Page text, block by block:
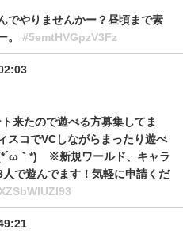
でやりませんかー？昼頃まで素
。 #5emtHVGpzV3Fz
来たので遊べる方募集してま
コでVCしながらまったり遊べ
｀*) ※新規ワールド、キャラ
で遊んでます！気軽に申請くだ